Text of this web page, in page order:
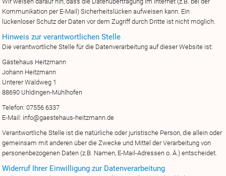
Kommunikation per E-Mail) Sicherheitslücken aufweisen kann. Ein
lückenloser Schutz der Daten vor dem Zugriff durch Dritte ist nicht möglich.
Hinweis zur verantwortlichen Stelle
Die verantwortliche Stelle für die Datenverarbeitung auf dieser Website ist:
Gästehaus Heitzmann
Johann Heitzmann
Unterer Waldweg 1
88690 Uhldingen-Mühlhofen
Telefon: 07556 6337
E-Mail: info@gaestehaus-heitzmann.de
Verantwortliche Stelle ist die natürliche oder juristische Person, die allein oder
gemeinsam mit anderen über die Zwecke und Mittel der Verarbeitung von
personenbezogenen Daten (z.B. Namen, E-Mail-Adressen o. Ä.) entscheidet.
Widerruf Ihrer Einwilligung zur Datenverarbeitung